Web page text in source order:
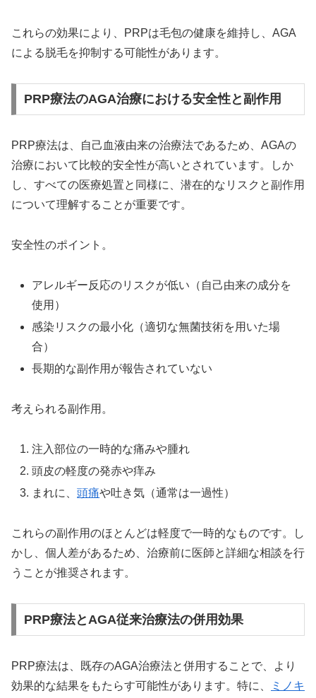
これらの効果により、PRPは毛包の健康を維持し、AGA
による脱毛を抑制する可能性があります。
PRP療法のAGA治療における安全性と副作用
PRP療法は、自己血液由来の治療法であるため、AGAの
治療において比較的安全性が高いとされています。しか
し、すべての医療処置と同様に、潜在的なリスクと副作用
について理解することが重要です。
安全性のポイント。
アレルギー反応のリスクが低い（自己由来の成分を
使用）
感染リスクの最小化（適切な無菌技術を用いた場
合）
長期的な副作用が報告されていない
考えられる副作用。
注入部位の一時的な痛みや腫れ
頭皮の軽度の発赤や痒み
まれに、頭痛や吐き気（通常は一過性）
これらの副作用のほとんどは軽度で一時的なものです。し
かし、個人差があるため、治療前に医師と詳細な相談を行
うことが推奨されます。
PRP療法とAGA従来治療法の併用効果
PRP療法は、既存のAGA治療法と併用することで、より
効果的な結果をもたらす可能性があります。特に、
ミノキ